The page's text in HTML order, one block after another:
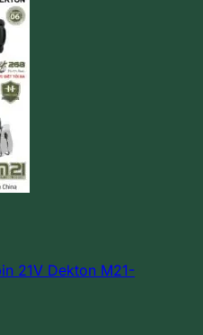
21V Dekton M21-